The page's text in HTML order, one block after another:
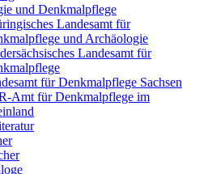
und Denkmalpflege
Landesamt für
und Archäologie
Landesamt für
für Denkmalpflege Sachsen
Amt für Denkmalpflege im